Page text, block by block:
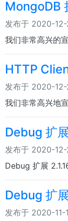
MongoDB
发布于 2020-
我们非常高兴的
HTTP
发布于 2020-
我们非常高兴地
Debug 扩
发布于 2020-
Debug 扩展
Debug 扩
发布于 2020-11-